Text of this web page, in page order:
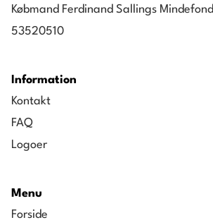
Købmand Ferdinand Sallings Mindefond
53520510
Information
Kontakt
FAQ
Logoer
Menu
Forside